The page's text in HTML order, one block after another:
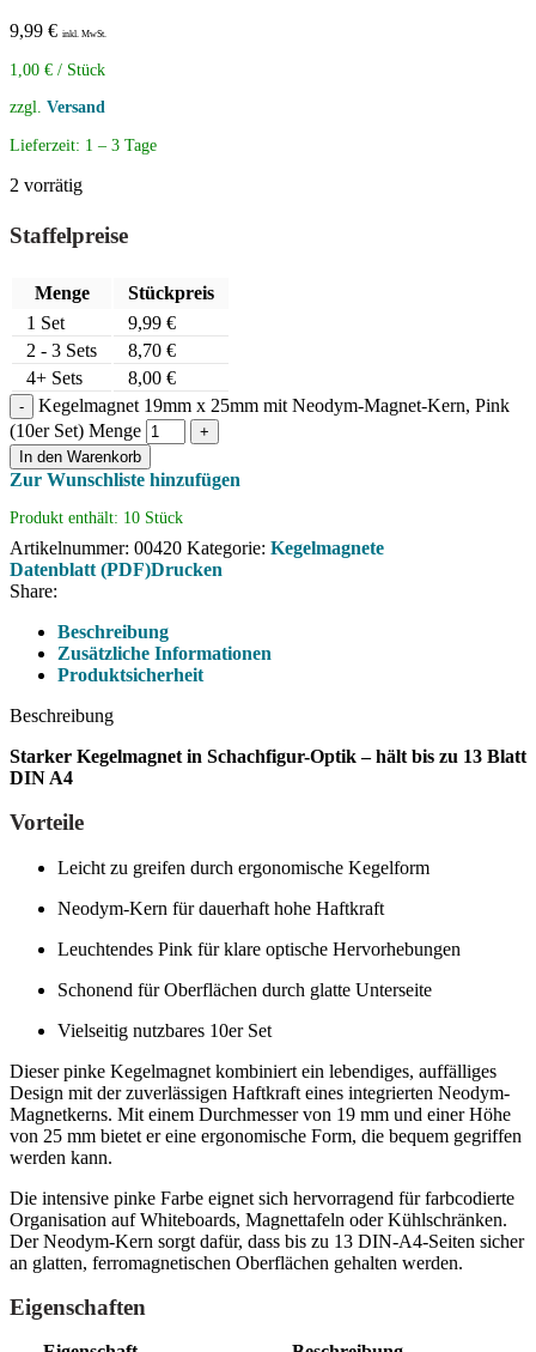
9,99 € inkl. MwSt.
1,00 € / Stück
zzgl. Versand
Lieferzeit: 1 – 3 Tage
2 vorrätig
Staffelpreise
Menge
Stückpreis
1 Set 9,99 €
2 - 3 Sets
8,70 €
4+ Sets
8,00 €
Kegelmagnet 19mm x 25mm mit Neodym-Magnet-Kern, Pink
(10er Set) Menge
In den Warenkorb
Zur Wunschliste hinzufügen
Produkt enthält: 10 Stück
Artikelnummer: 00420 Kategorie: Kegelmagnete
Datenblatt (PDF)Drucken
Share:
Beschreibung
Zusätzliche Informationen
Produktsicherheit
Beschreibung
Starker Kegelmagnet in Schachfigur-Optik – hält bis zu 13 Blatt
DIN A4
Vorteile
Leicht zu greifen durch ergonomische Kegelform
Neodym-Kern für dauerhaft hohe Haftkraft
Leuchtendes Pink für klare optische Hervorhebungen
Schonend für Oberflächen durch glatte Unterseite
Vielseitig nutzbares 10er Set
Dieser pinke Kegelmagnet kombiniert ein lebendiges, auffälliges
Design mit der zuverlässigen Haftkraft eines integrierten Neodym-
Magnetkerns. Mit einem Durchmesser von 19 mm und einer Höhe
von 25 mm bietet er eine ergonomische Form, die bequem gegriffen
werden kann.
Die intensive pinke Farbe eignet sich hervorragend für farbcodierte
Organisation auf Whiteboards, Magnettafeln oder Kühlschränken.
Der Neodym-Kern sorgt dafür, dass bis zu 13 DIN-A4-Seiten sicher
an glatten, ferromagnetischen Oberflächen gehalten werden.
Eigenschaften